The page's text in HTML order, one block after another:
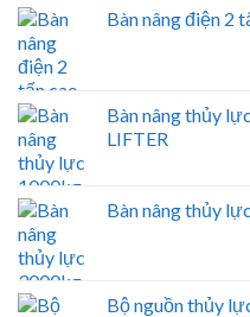
Bàn nâng điện 2
Bàn nâng thủy
LIFTER
Bàn nâng thủy
Bộ nguồn thủy